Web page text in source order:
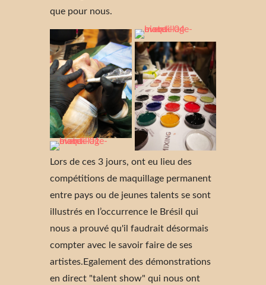
que pour nous.
Lors de ces 3 jours, ont eu lieu des
compétitions de maquillage permanent
entre pays ou de jeunes talents se sont
illustrés en l’occurrence le Brésil qui
nous a prouvé qu'il faudrait désormais
compter avec le savoir faire de ses
artistes.Egalement des démonstrations
en direct "talent show" qui nous ont